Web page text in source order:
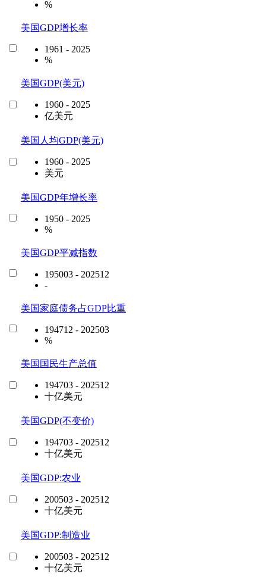
%
美国GDP增长率
1961 - 2025
%
美国GDP(美元)
1960 - 2025
亿美元
美国人均GDP(美元)
1960 - 2025
美元
美国GDP年增长率
1950 - 2025
%
美国GDP平减指数
195003 - 202512
-
美国家庭债务占GDP比重
194712 - 202503
%
美国国民生产总值
194703 - 202512
十亿美元
美国GDP(不变价)
194703 - 202512
十亿美元
美国GDP:农业
200503 - 202512
十亿美元
美国GDP:制造业
200503 - 202512
十亿美元